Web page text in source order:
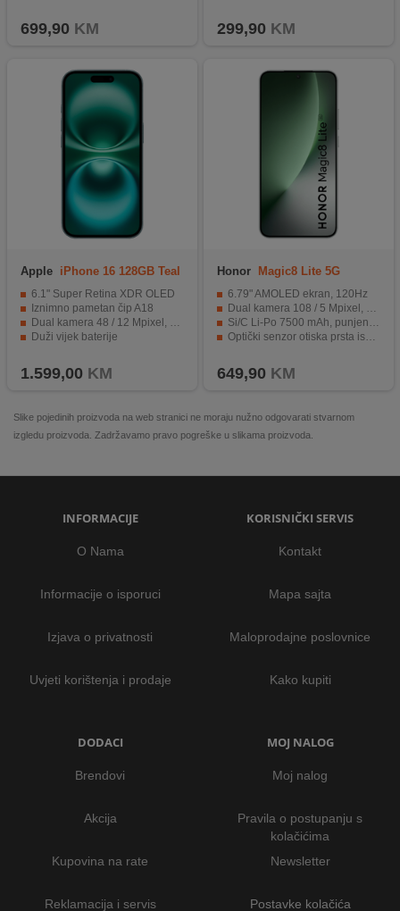
699,90 KM 299,90 KM
Apple iPhone 16 128GB Teal
6.1" Super Retina XDR OLED
Iznimno pametan čip A18
Dual kamera 48 / 12 Mpixel, Selfie 12 Mpixel
Duži vijek baterije
1.599,00 KM
Honor
Magic8 Lite 5G
6.79" AMOLED ekran, 120Hz
Dual kamera 108 / 5 Mpixel, Selfie 16 Mpixel
Si/C Li-Po 7500 mAh, punjenje 66 W
Optički senzor otiska prsta ispod display-a
649,90 KM
Slike pojedinih proizvoda na web stranici ne moraju nužno odgovarati stvarnom
izgledu proizvoda. Zadržavamo pravo pogreške u slikama proizvoda.
INFORMACIJE
O Nama
Informacije o isporuci
Izjava o privatnosti
Uvjeti korištenja i prodaje
KORISNIČKI SERVIS
Kontakt
Mapa sajta
Maloprodajne poslovnice
Kako kupiti
DODACI
Brendovi
Akcija
Kupovina na rate
Reklamacija i servis
MOJ NALOG
Moj nalog
Pravila o postupanju s
kolačićima
Newsletter
Postavke kolačića